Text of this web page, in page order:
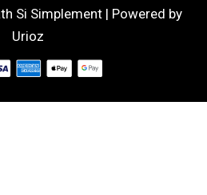
Si Simplement | Powered by
Urioz